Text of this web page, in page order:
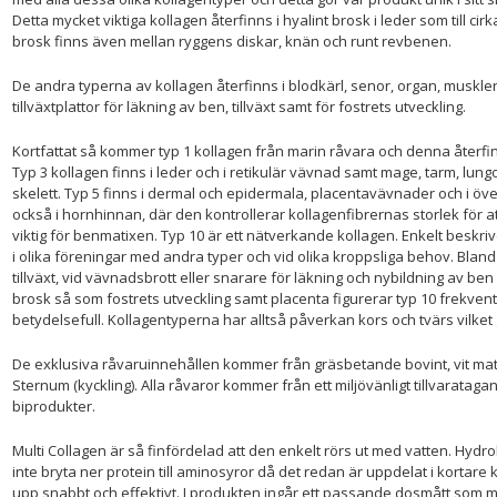
Detta mycket viktiga kollagen återfinns i hyalint brosk i leder som till
brosk finns även mellan ryggens diskar, knän och runt revbenen.
De andra typerna av kollagen återfinns i blodkärl, senor, organ,
tillväxtplattor för läkning av ben, tillväxt samt för fostrets utveckling.
Kortfattat så kommer typ 1 kollagen från marin råvara och denna
Typ 3 kollagen finns i leder och i retikulär vävnad samt mage, tarm,
skelett. Typ 5 finns i dermal och epidermala, placentavävnader och i
också i hornhinnan, där den kontrollerar kollagenfibrernas storlek för
viktig för benmatixen. Typ 10 är ett nätverkande kollagen. Enkelt
i olika föreningar med andra typer och vid olika kroppsliga behov.
tillväxt, vid vävnadsbrott eller snarare för läkning och nybildning av
brosk så som fostrets utveckling samt placenta figurerar typ 10
betydelsefull. Kollagentyperna har alltså påverkan kors och tvärs vilket
De exklusiva råvaruinnehållen kommer från gräsbetande bovint, vit
Sternum (kyckling). Alla råvaror kommer från ett miljövänligt
biprodukter.
Multi Collagen är så finfördelad att den enkelt rörs ut med vatten.
inte bryta ner protein till aminosyror då det redan är uppdelat i kortare
upp snabbt och effektivt. I produkten ingår ett passande dosmått som